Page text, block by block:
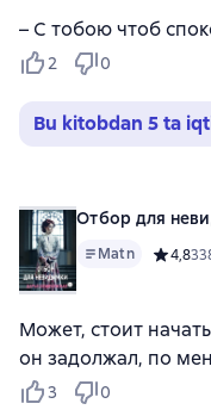
– С тобою чтоб
2 0
Bu kitobdan 5 ta
Отбор для
Matn 4,8
Может, стоит
он задолжал, по
3 0